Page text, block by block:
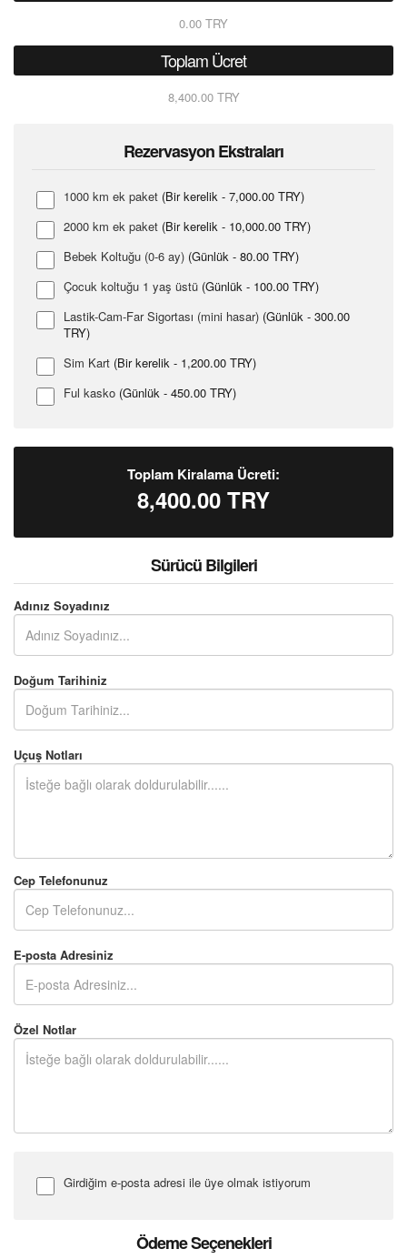
0.00 TRY
Toplam Ücret
8,400.00 TRY
Rezervasyon Ekstraları
1000 km ek paket (Bir kerelik - 7,000.00 TRY)
2000 km ek paket (Bir kerelik - 10,000.00 TRY)
Bebek Koltuğu (0-6 ay) (Günlük - 80.00 TRY)
Çocuk koltuğu 1 yaş üstü (Günlük - 100.00 TRY)
Lastik-Cam-Far Sigortası (mini hasar) (Günlük - 300.00
TRY)
Sim Kart (Bir kerelik - 1,200.00 TRY)
Ful kasko (Günlük - 450.00 TRY)
Toplam Kiralama Ücreti:
8,400.00 TRY
Sürücü Bilgileri
Adınız Soyadınız
Doğum Tarihiniz
Uçuş Notları
Cep Telefonunuz
E-posta Adresiniz
Özel Notlar
Girdiğim e-posta adresi ile üye olmak istiyorum
Ödeme Seçenekleri